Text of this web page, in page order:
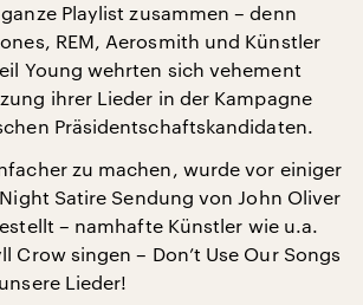
Playlist zusammen – denn
REM, Aerosmith und Künstler
Young wehrten sich vehement
ihrer Lieder in der Kampagne
Präsidentschaftskandidaten.
zu machen, wurde vor einiger
Satire Sendung von John Oliver
– namhafte Künstler wie u.a.
Crow singen – Don’t Use Our Songs
Lieder!